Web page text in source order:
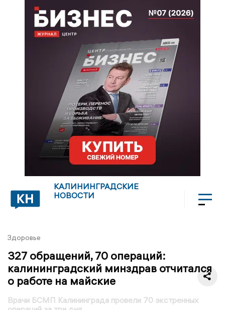
КАЛИНИНГРАДСКИЕ
НОВОСТИ
Здоровье
327 обращений, 70 операций:
калининградский минздрав отчитался
о работе на майские
Врачи БСМП Калининграда провели 70 экстренных